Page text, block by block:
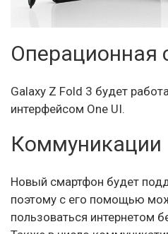
Операционная
Galaxy Z Fold 3 будет
интерфейсом One UI.
Коммуникации
Новый смартфон будет
поэтому с его помощью
пользоваться интернетом